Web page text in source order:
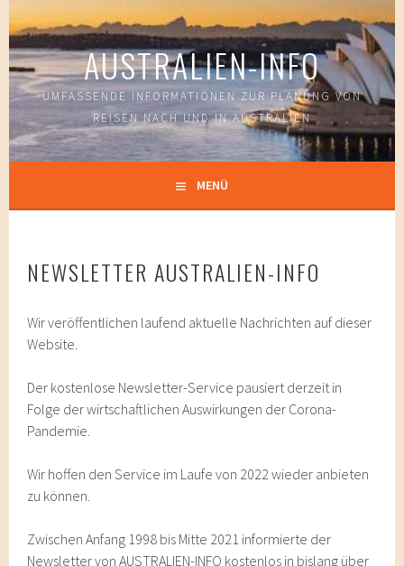
Springe
zum
Inhalt
AUSTRALIEN-INFO
UMFASSENDE INFORMATIONEN ZUR PLANUNG VON
REISEN NACH UND IN AUSTRALIEN
MENÜ
NEWSLETTER AUSTRALIEN-INFO
Wir veröffentlichen laufend aktuelle Nachrichten auf dieser
Website.
Der kostenlose Newsletter-Service pausiert derzeit in
Folge der wirtschaftlichen Auswirkungen der Corona-
Pandemie.
Wir hoffen den Service im Laufe von 2022 wieder anbieten
zu können.
Zwischen Anfang 1998 bis Mitte 2021 informierte der
Newsletter von AUSTRALIEN-INFO kostenlos in bislang über